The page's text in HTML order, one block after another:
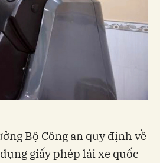
Bộ Công an quy định về
giấy phép lái xe quốc